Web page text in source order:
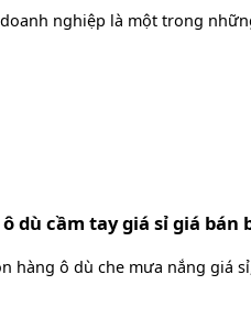
nghiệp là một trong
dù cầm tay giá sỉ giá
hàng ô dù che mưa nắng giá